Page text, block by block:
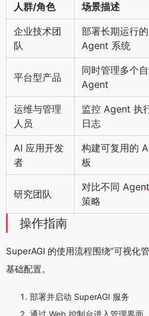
人群/角色 场景描述
企业技术团
队
部署长期运行
Agent 系统
平台型产品
同时管理多个
Agent
运维与管理
人员
监控 Agent 执
日志
AI 应用开发
者
构建可复用的
板
研究团队
对比不同
策略
操作指南
SuperAGI 的使用流程围绕“可视化
基础配置。
部署并启动 SuperAGI 服务